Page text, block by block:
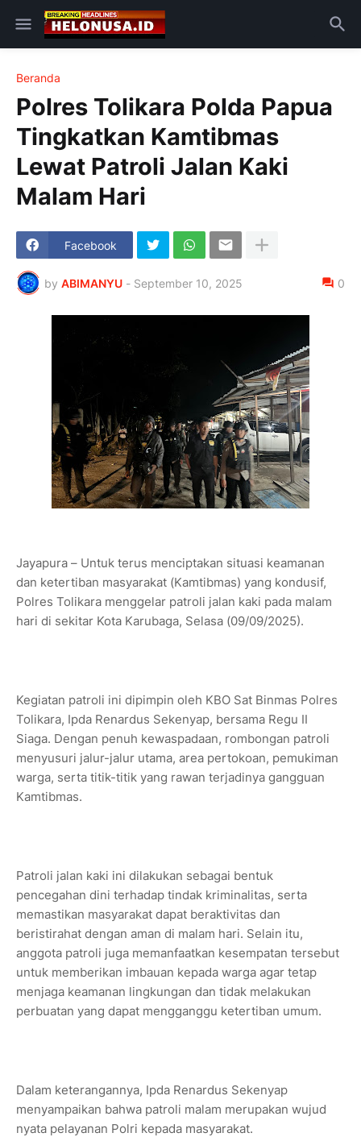
Beranda
Polres Tolikara Polda Papua
Tingkatkan Kamtibmas
Lewat Patroli Jalan Kaki
Malam Hari
Facebook
by ABIMANYU - September 10, 2025 0
Jayapura – Untuk terus menciptakan situasi keamanan
dan ketertiban masyarakat (Kamtibmas) yang kondusif,
Polres Tolikara menggelar patroli jalan kaki pada malam
hari di sekitar Kota Karubaga, Selasa (09/09/2025).
Kegiatan patroli ini dipimpin oleh KBO Sat Binmas Polres
Tolikara, Ipda Renardus Sekenyap, bersama Regu II
Siaga. Dengan penuh kewaspadaan, rombongan patroli
menyusuri jalur-jalur utama, area pertokoan, pemukiman
warga, serta titik-titik yang rawan terjadinya gangguan
Kamtibmas.
Patroli jalan kaki ini dilakukan sebagai bentuk
pencegahan dini terhadap tindak kriminalitas, serta
memastikan masyarakat dapat beraktivitas dan
beristirahat dengan aman di malam hari. Selain itu,
anggota patroli juga memanfaatkan kesempatan tersebut
untuk memberikan imbauan kepada warga agar tetap
menjaga keamanan lingkungan dan tidak melakukan
perbuatan yang dapat mengganggu ketertiban umum.
Dalam keterangannya, Ipda Renardus Sekenyap
menyampaikan bahwa patroli malam merupakan wujud
nyata pelayanan Polri kepada masyarakat.